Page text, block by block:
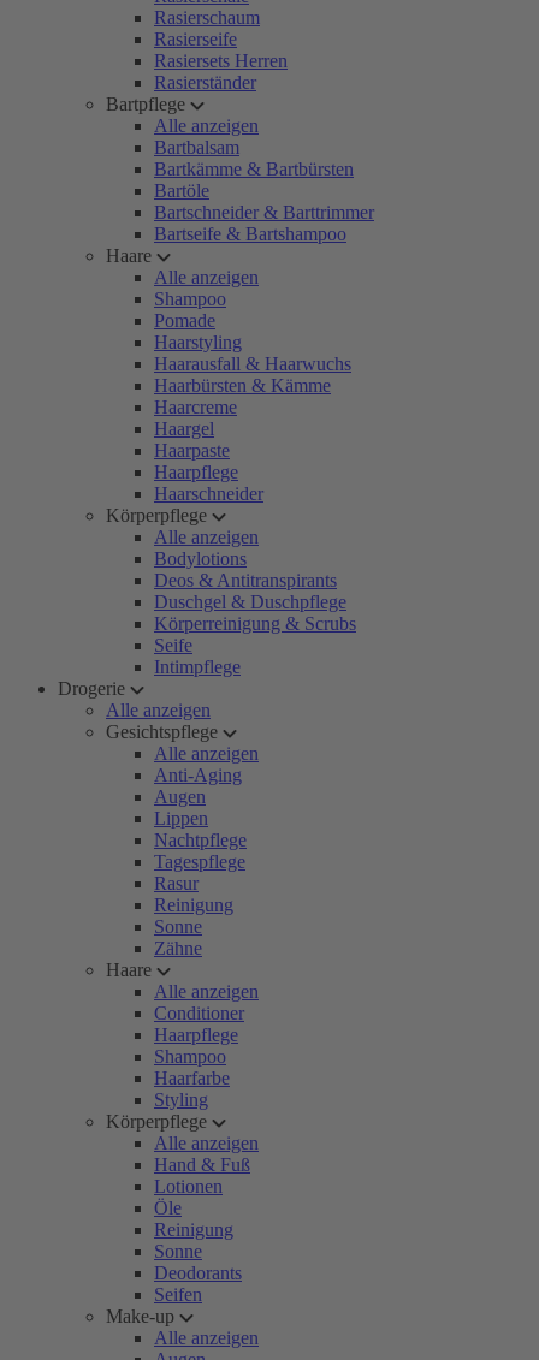
Rasierschaum
Rasierseife
Rasiersets Herren
Rasierständer
Bartpflege
Alle anzeigen
Bartbalsam
Bartkämme & Bartbürsten
Bartöle
Bartschneider & Barttrimmer
Bartseife & Bartshampoo
Haare
Alle anzeigen
Shampoo
Pomade
Haarstyling
Haarausfall & Haarwuchs
Haarbürsten & Kämme
Haarcreme
Haargel
Haarpaste
Haarpflege
Haarschneider
Körperpflege
Alle anzeigen
Bodylotions
Deos & Antitranspirants
Duschgel & Duschpflege
Körperreinigung & Scrubs
Seife
Intimpflege
Drogerie
Alle anzeigen
Gesichtspflege
Alle anzeigen
Anti-Aging
Augen
Lippen
Nachtpflege
Tagespflege
Rasur
Reinigung
Sonne
Zähne
Haare
Alle anzeigen
Conditioner
Haarpflege
Shampoo
Haarfarbe
Styling
Körperpflege
Alle anzeigen
Hand & Fuß
Lotionen
Öle
Reinigung
Sonne
Deodorants
Seifen
Make-up
Alle anzeigen